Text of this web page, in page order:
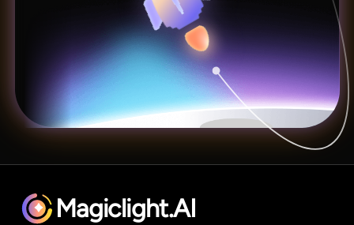
Magiclight.AI